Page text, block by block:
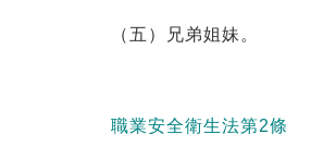
（五）兄弟姐妹。
職業安全衛生法第2條